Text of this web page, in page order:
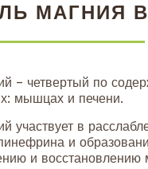
МАГНИЯ
– четвертый по
мышцах и печени.
участвует в
и
и восстановлению